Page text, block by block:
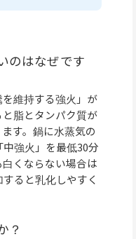
のはなぜです
維持する強火」が
脂とタンパク質が
す。鍋に水蒸気の
強火」を最低30分
くならない場合は
ると乳化しやすく
？